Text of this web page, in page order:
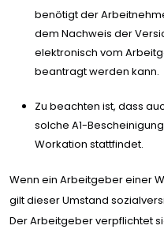
benötigt der
dem Nachweis der
elektronisch vom
beantragt werden kann.
Zu beachten ist, dass
solche A1-
Workation stattfindet.
Wenn ein Arbeitgeber einer
gilt dieser Umstand
Der Arbeitgeber verpflichtet